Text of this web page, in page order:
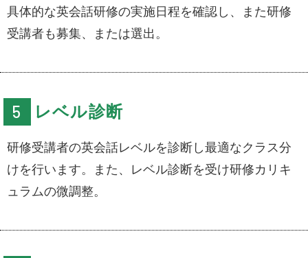
具体的な英会話研修の実施日程を確認し、また研修
受講者も募集、または選出。
レベル診断
研修受講者の英会話レベルを診断し最適なクラス分
けを行います。また、レベル診断を受け研修カリキ
ュラムの微調整。